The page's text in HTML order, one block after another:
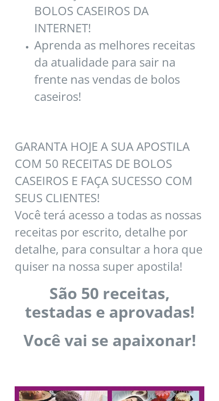
BOLOS CASEIROS DA
INTERNET!
Aprenda as melhores receitas
da atualidade para sair na
frente nas vendas de bolos
caseiros!
GARANTA HOJE A SUA APOSTILA
COM 50 RECEITAS DE BOLOS
CASEIROS E FAÇA SUCESSO COM
SEUS CLIENTES!
Você terá acesso a todas as nossas
receitas por escrito, detalhe por
detalhe, para consultar a hora que
quiser na nossa super apostila!
São 50 receitas,
testadas e aprovadas!
Você vai se apaixonar!